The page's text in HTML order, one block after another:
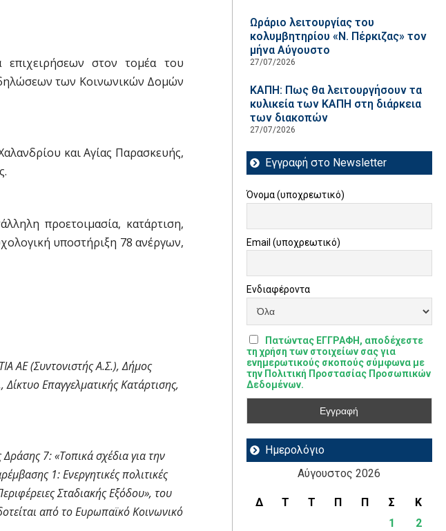
επιχειρήσεων στον τομέα του
των Κοινωνικών Δομών
και Αγίας Παρασκευής,
προετοιμασία, κατάρτιση,
υποστήριξη 78 ανέργων,
ΑΕ (Συντονιστής Α.Σ.), Δήμος
Επαγγελματικής Κατάρτισης,
7: «Τοπικά σχέδια για την
1: Ενεργητικές πολιτικές
Σταδιακής Εξόδου», του
από το Ευρωπαϊκό Κοινωνικό
Ωράριο λειτουργίας του
κολυμβητηρίου «Ν. Πέρκιζας» τον
μήνα Αύγουστο
27/07/2026
ΚΑΠΗ: Πως θα λειτουργήσουν τα
κυλικεία των ΚΑΠΗ στη διάρκεια
των διακοπών
27/07/2026
Εγγραφή στο Newsletter
Όνομα (υποχρεωτικό)
Email (υποχρεωτικό)
Ενδιαφέροντα
Πατώντας ΕΓΓΡΑΦΗ, αποδέχεστε
τη χρήση των στοιχείων σας για
ενημερωτικούς σκοπούς σύμφωνα με
την Πολιτική Προστασίας Προσωπικών
Δεδομένων.
Ημερολόγιο
Αύγουστος 2026
Δ Τ Τ Π Π Σ
Κ
1
2